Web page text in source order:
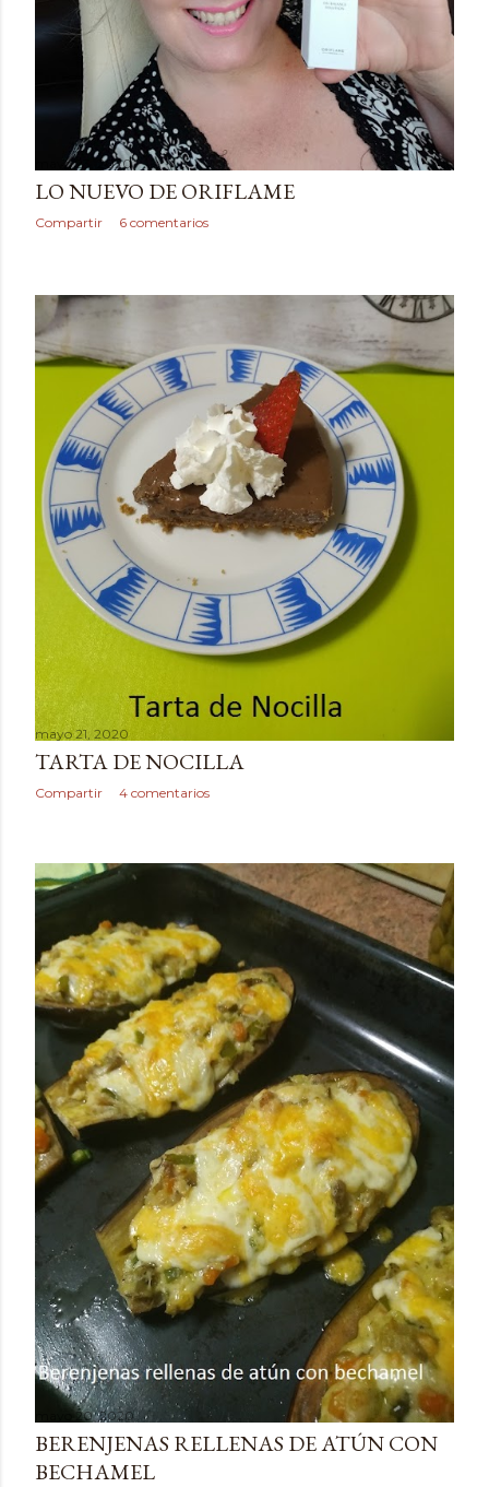
mayo 23, 2020
LO NUEVO DE ORIFLAME
Compartir 6 comentarios
mayo 21, 2020
TARTA DE NOCILLA
Compartir 4 comentarios
mayo 20, 2020
BERENJENAS RELLENAS DE ATÚN CON
BECHAMEL